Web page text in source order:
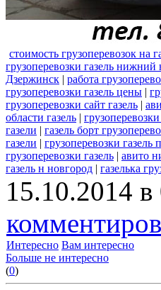
стоимость грузоперевозок на
грузоперевозки газель нижний
Дзержинск | работа
грузоперевозки газель цены |
грузоперевозки сайт газель |
области газель |
газели | газель борт
газели | грузоперевозки газель
грузоперевозки газель | авито
газель н новгород | газелька
15.10.2014 в
Интересно Вам интересно
Больше не интересно
(0)